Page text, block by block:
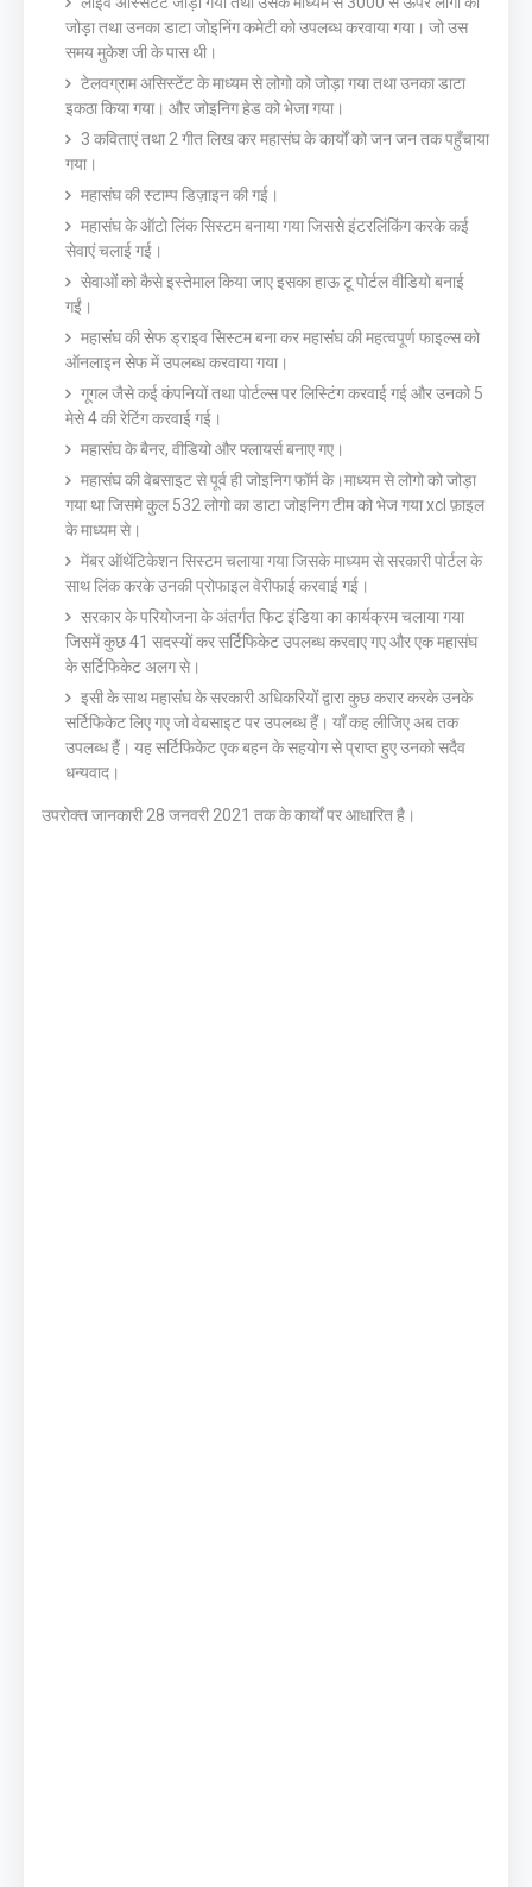
जोड़ा तथा उनका डाटा जोइनिंग कमेटी को उपलब्ध करवाया गया। जो उस
समय मुकेश जी के पास थी।
टेलवग्राम असिस्टेंट के माध्यम से लोगो को जोड़ा गया तथा उनका डाटा
इकठा किया गया। और जोइनिग हेड को भेजा गया।
3 कविताएं तथा 2 गीत लिख कर महासंघ के कार्यों को जन जन तक पहुँचाया
गया।
महासंघ की स्टाम्प डिज़ाइन की गई।
महासंघ के ऑटो लिंक सिस्टम बनाया गया जिससे इंटरलिंकिंग करके कई
सेवाएं चलाई गई।
सेवाओं को कैसे इस्तेमाल किया जाए इसका हाऊ टू पोर्टल वीडियो बनाई
गईं।
महासंघ की सेफ ड्राइव सिस्टम बना कर महासंघ की महत्वपूर्ण फाइल्स को
ऑनलाइन सेफ में उपलब्ध करवाया गया।
गूगल जैसे कई कंपनियों तथा पोर्टल्स पर लिस्टिंग करवाई गई और उनको 5
मेसे 4 की रेटिंग करवाई गई।
महासंघ के बैनर, वीडियो और फ्लायर्स बनाए गए।
महासंघ की वेबसाइट से पूर्व ही जोइनिग फॉर्म के।माध्यम से लोगो को जोड़ा
गया था जिसमे कुल 532 लोगो का डाटा जोइनिग टीम को भेज गया xcl फ़ाइल
के माध्यम से।
मेंबर ऑथेंटिकेशन सिस्टम चलाया गया जिसके माध्यम से सरकारी पोर्टल के
साथ लिंक करके उनकी प्रोफाइल वेरीफाई करवाई गई।
सरकार के परियोजना के अंतर्गत फिट इंडिया का कार्यक्रम चलाया गया
जिसमें कुछ 41 सदस्यों कर सर्टिफिकेट उपलब्ध करवाए गए और एक महासंघ
के सर्टिफिकेट अलग से।
इसी के साथ महासंघ के सरकारी अधिकरियों द्वारा कुछ करार करके उनके
सर्टिफिकेट लिए गए जो वेबसाइट पर उपलब्ध हैं। याँ कह लीजिए अब तक
उपलब्ध हैं। यह सर्टिफिकेट एक बहन के सहयोग से प्राप्त हुए उनको सदैव
धन्यवाद।
उपरोक्त जानकारी 28 जनवरी 2021 तक के कार्यों पर आधारित है।